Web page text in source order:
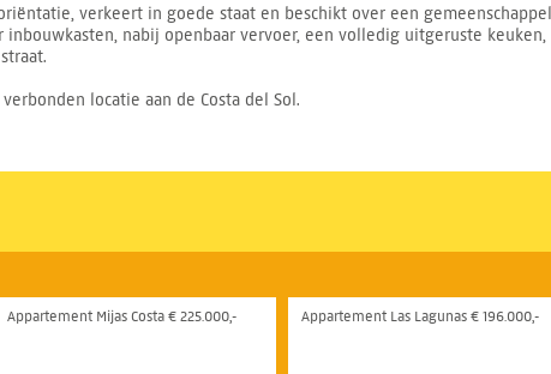
verkeert in goede staat en beschikt over een
inbouwkasten, nabij openbaar vervoer, een volledig uitgeruste
locatie aan de Costa del Sol.
Appartement Mijas Costa € 225.000,- Appartement Las Lagunas € 196.000,-